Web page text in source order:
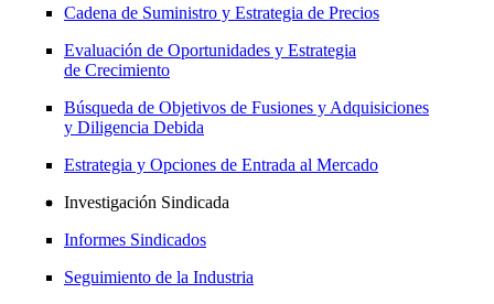
Cadena de Suministro y Estrategia de Precios
Evaluación de Oportunidades y Estrategia
de Crecimiento
Búsqueda de Objetivos de Fusiones y Adquisiciones
y Diligencia Debida
Estrategia y Opciones de Entrada al Mercado
Investigación Sindicada
Informes Sindicados
Seguimiento de la Industria